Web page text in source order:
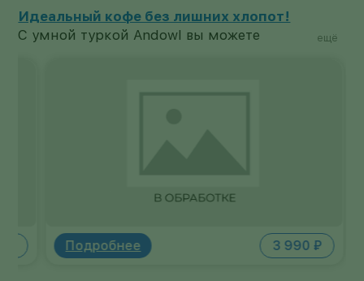
Идеальный кофе без лишних хлопот!
С умной туркой Andowl вы можете
турке поднимется пенка, нагрев
ещё
Подробнее 3 990 ₽